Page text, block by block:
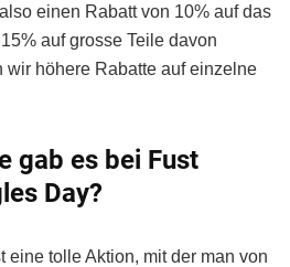
einen Rabatt von 10% auf das
auf grosse Teile davon
wir höhere Rabatte auf einzelne
gab es bei Fust
Day?
eine tolle Aktion, mit der man von